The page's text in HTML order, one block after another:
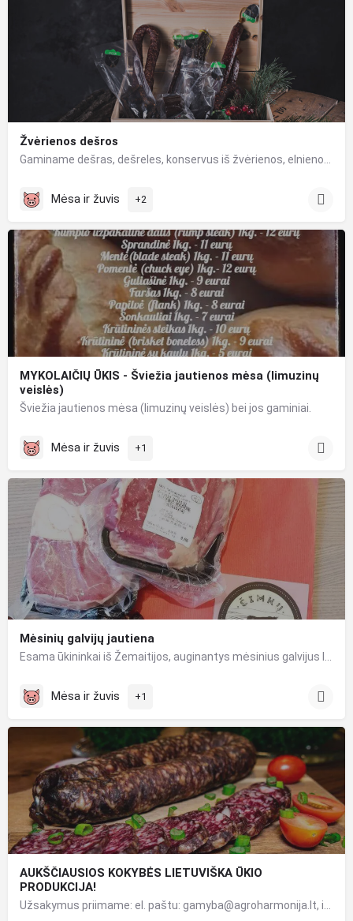
Žvėrienos dešros
Mėsa ir žuvis +2
MYKOLAIČIŲ ŪKIS - Šviežia jautienos mėsa (limuzinų
veislės)
Šviežia jautienos mėsa (limuzinų veislės) bei jos gaminiai.
Mėsa ir žuvis +1
Mėsinių galvijų jautiena
Mėsa ir žuvis +1
AUKŠČIAUSIOS KOKYBĖS LIETUVIŠKA ŪKIO
PRODUKCIJA!